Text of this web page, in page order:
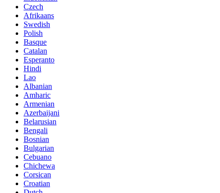
Czech
Afrikaans
Swedish
Polish
Basque
Catalan
Esperanto
Hindi
Lao
Albanian
Amharic
Armenian
Azerbaijani
Belarusian
Bengali
Bosnian
Bulgarian
Cebuano
Chichewa
Corsican
Croatian